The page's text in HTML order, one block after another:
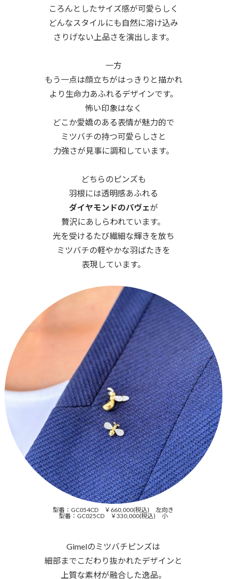
ころんとしたサイズ感が可愛らしく
どんなスタイルにも自然に溶け込み
さりげない上品さを演出します。
一方
もう一点は顔立ちがはっきりと描かれ
より生命力あふれるデザインです。
怖い印象はなく
どこか愛嬌のある表情が魅力的で
ミツバチの持つ可愛らしさと
力強さが見事に調和しています。
どちらのピンズも
羽根には透明感あふれる
ダイヤモンドのパヴェが
贅沢にあしらわれています。
光を受けるたび繊細な輝きを放ち
ミツバチの軽やかな羽ばたきを
表現しています。
型番：GC054CD ￥660,000(税込) 左向き
型番：GC025CD ￥330,000(税込) 小
Gimelのミツバチピンズは
細部までこだわり抜かれたデザインと
上質な素材が融合した逸品。